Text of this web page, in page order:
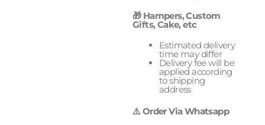
🎁 Hampers, Custom
Gifts, Cake, etc
Estimated delivery
time may differ
Delivery fee will be
applied according
to shipping
address
⚠️ Order Via Whatsapp